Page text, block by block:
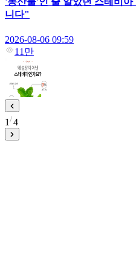
니다"
2026-08-06 09:59
11만
1 4